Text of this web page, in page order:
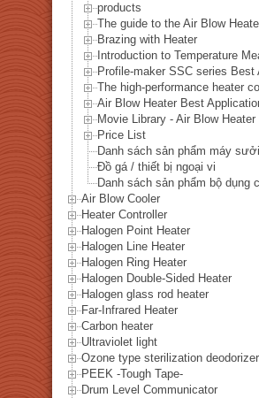
products
The guide to the Air Blow
Brazing with Heater
Introduction to Temperature
Profile-maker SSC series Best
The high-performance heater
Air Blow Heater Best
Movie Library - Air Blow Heater
Price List
Danh sách sản phẩm máy sưởi
Đồ gá / thiết bị ngoại vi
Danh sách sản phẩm bộ dụng
Air Blow Cooler
Heater Controller
Halogen Point Heater
Halogen Line Heater
Halogen Ring Heater
Halogen Double-Sided Heater
Halogen glass rod heater
Far-Infrared Heater
Carbon heater
Ultraviolet light
Ozone type sterilization deodorizer
PEEK -Tough Tape-
Drum Level Communicator